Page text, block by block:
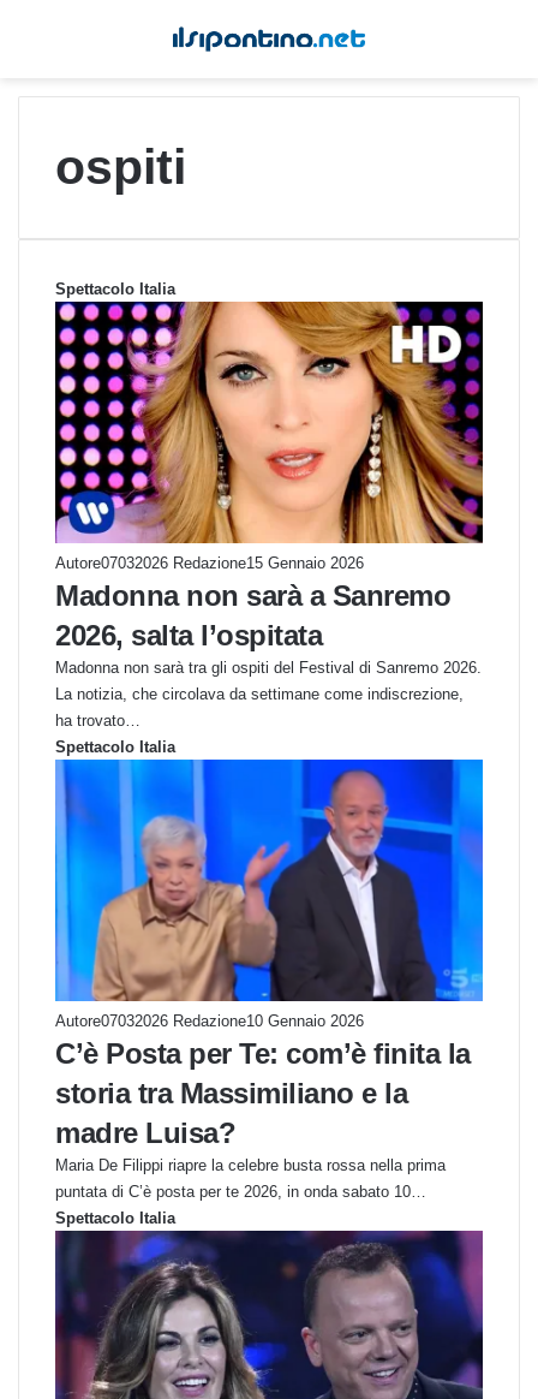
ospiti
Spettacolo Italia
Autore07032026 Redazione15 Gennaio 2026
Madonna non sarà a Sanremo
2026, salta l’ospitata
Madonna non sarà tra gli ospiti del Festival di Sanremo 2026.
La notizia, che circolava da settimane come indiscrezione,
ha trovato…
Spettacolo Italia
Autore07032026 Redazione10 Gennaio 2026
C’è Posta per Te: com’è finita la
storia tra Massimiliano e la
madre Luisa?
Maria De Filippi riapre la celebre busta rossa nella prima
puntata di C’è posta per te 2026, in onda sabato 10…
Spettacolo Italia